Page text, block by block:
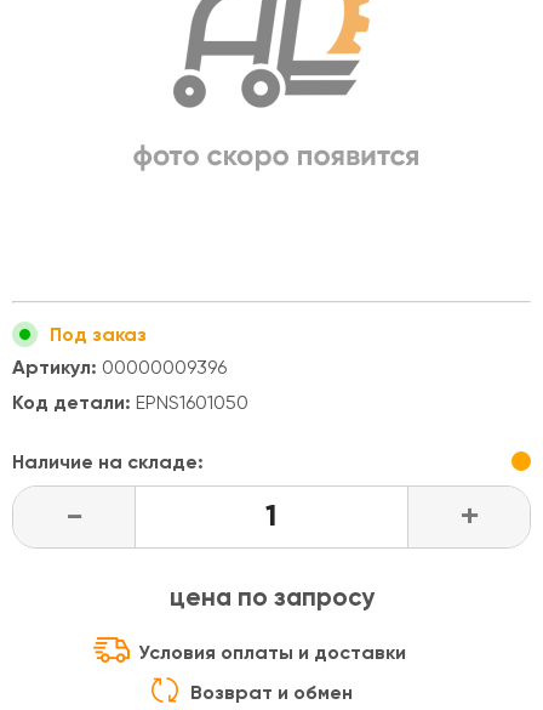
Под заказ
Артикул: 00000009396
Код детали: EPNS1601050
Наличие на складе:
- +
цена по запросу
Условия оплаты и доставки
Возврат и обмен